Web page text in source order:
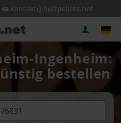
kontakt@holzpellets.net
Ingenheim:
bestellen